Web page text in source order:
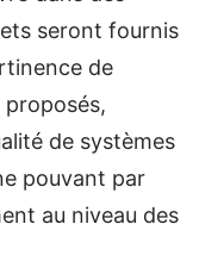
seront fournis
de
de systèmes
pouvant par
au niveau des